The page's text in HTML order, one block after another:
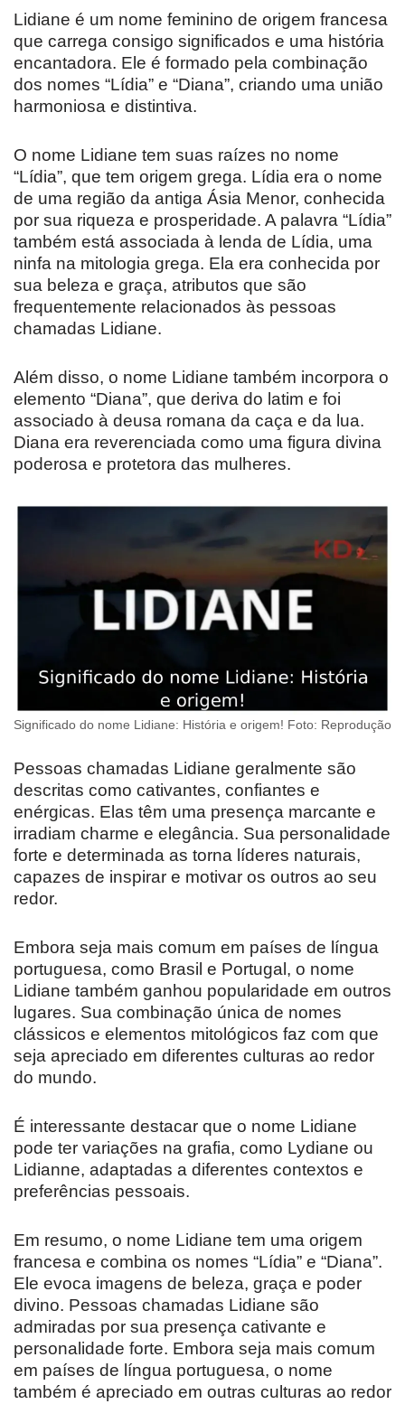
Lidiane é um nome feminino de origem francesa
que carrega consigo significados e uma história
encantadora. Ele é formado pela combinação
dos nomes “Lídia” e “Diana”, criando uma união
harmoniosa e distintiva.
O nome Lidiane tem suas raízes no nome
“Lídia”, que tem origem grega. Lídia era o nome
de uma região da antiga Ásia Menor, conhecida
por sua riqueza e prosperidade. A palavra “Lídia”
também está associada à lenda de Lídia, uma
ninfa na mitologia grega. Ela era conhecida por
sua beleza e graça, atributos que são
frequentemente relacionados às pessoas
chamadas Lidiane.
Além disso, o nome Lidiane também incorpora o
elemento “Diana”, que deriva do latim e foi
associado à deusa romana da caça e da lua.
Diana era reverenciada como uma figura divina
poderosa e protetora das mulheres.
Significado do nome Lidiane: História e origem! Foto: Reprodução
Pessoas chamadas Lidiane geralmente são
descritas como cativantes, confiantes e
enérgicas. Elas têm uma presença marcante e
irradiam charme e elegância. Sua personalidade
forte e determinada as torna líderes naturais,
capazes de inspirar e motivar os outros ao seu
redor.
Embora seja mais comum em países de língua
portuguesa, como Brasil e Portugal, o nome
Lidiane também ganhou popularidade em outros
lugares. Sua combinação única de nomes
clássicos e elementos mitológicos faz com que
seja apreciado em diferentes culturas ao redor
do mundo.
É interessante destacar que o nome Lidiane
pode ter variações na grafia, como Lydiane ou
Lidianne, adaptadas a diferentes contextos e
preferências pessoais.
Em resumo, o nome Lidiane tem uma origem
francesa e combina os nomes “Lídia” e “Diana”.
Ele evoca imagens de beleza, graça e poder
divino. Pessoas chamadas Lidiane são
admiradas por sua presença cativante e
personalidade forte. Embora seja mais comum
em países de língua portuguesa, o nome
também é apreciado em outras culturas ao redor